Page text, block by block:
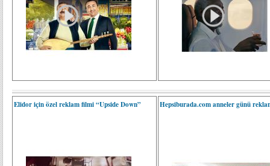
Elidor için özel reklam filmi “Upside Down” Hepsiburada.com anneler günü